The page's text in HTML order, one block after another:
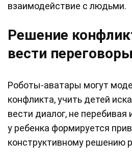
взаимодействие с людьми.
Решение
вести переговоры
Роботы-аватары могут
конфликта, учить детей
вести диалог, не перебивая
у ребенка формируется
конструктивному решению